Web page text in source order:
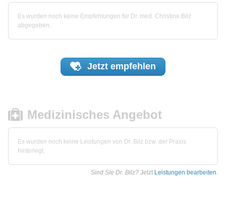
Es wurden noch keine Empfehlungen für Dr. med. Christine Bilz
abgegeben.
Jetzt empfehlen
Medizinisches Angebot
Es wurden noch keine Leistungen von Dr. Bilz bzw. der Praxis
hinterlegt.
Sind Sie Dr. Bilz? Jetzt Leistungen bearbeiten.